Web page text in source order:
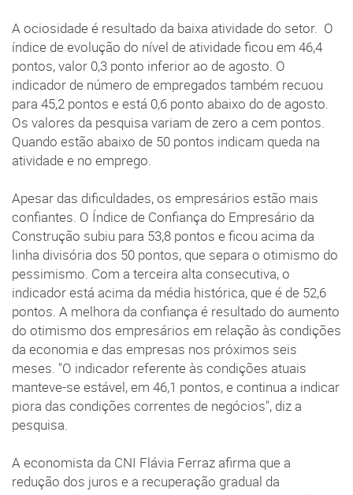
A ociosidade é resultado da baixa atividade do setor. O
índice de evolução do nível de atividade ficou em 46,4
pontos, valor 0,3 ponto inferior ao de agosto. O
indicador de número de empregados também recuou
para 45,2 pontos e está 0,6 ponto abaixo do de agosto.
Os valores da pesquisa variam de zero a cem pontos.
Quando estão abaixo de 50 pontos indicam queda na
atividade e no emprego.
Apesar das dificuldades, os empresários estão mais
confiantes. O Índice de Confiança do Empresário da
Construção subiu para 53,8 pontos e ficou acima da
linha divisória dos 50 pontos, que separa o otimismo do
pessimismo. Com a terceira alta consecutiva, o
indicador está acima da média histórica, que é de 52,6
pontos. A melhora da confiança é resultado do aumento
do otimismo dos empresários em relação às condições
da economia e das empresas nos próximos seis
meses. "O indicador referente às condições atuais
manteve-se estável, em 46,1 pontos, e continua a indicar
piora das condições correntes de negócios", diz a
pesquisa.
A economista da CNI Flávia Ferraz afirma que a
redução dos juros e a recuperação gradual da